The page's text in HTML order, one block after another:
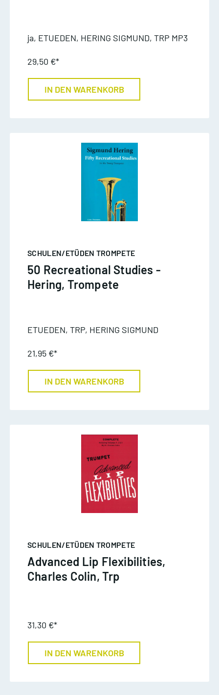
ja, ETUEDEN, HERING SIGMUND, TRP MP3
29,50 €*
IN DEN WARENKORB
SCHULEN/ETÜDEN TROMPETE
50 Recreational Studies -
Hering, Trompete
ETUEDEN, TRP, HERING SIGMUND
21,95 €*
IN DEN WARENKORB
SCHULEN/ETÜDEN TROMPETE
Advanced Lip Flexibilities,
Charles Colin, Trp
31,30 €*
IN DEN WARENKORB